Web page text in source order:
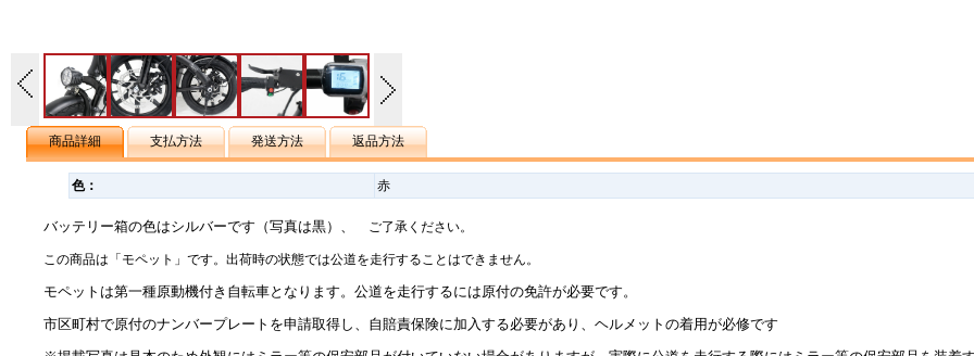
商品詳細 支払方法 発送方法 返品方法
色： 赤
バッテリー箱の色はシルバーです（写真は黒）、 ご了承ください。
この商品は「モペット」です。出荷時の状態では公道を走行することはできません。
モペットは第一種原動機付き自転車となります。公道を走行するには原付の免許が必要です。
市区町村で原付のナンバープレートを申請取得し、自賠責保険に加入する必要があり、ヘルメットの着用が必修です